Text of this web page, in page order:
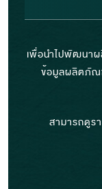
เพื่อนำไปพัฒนา
ข้อมูลผลิตภัณ
สามารถดูร